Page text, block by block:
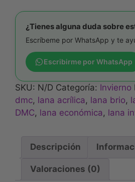
¿Tienes alguna duda sobre
Escríbeme por WhatsApp y te
Escribirme por WhatsApp
SKU: N/D Categoría: Invierno
dmc, lana acrílica, lana brio,
DMC, lana económica, lana
Descripción
Valoraciones (0)